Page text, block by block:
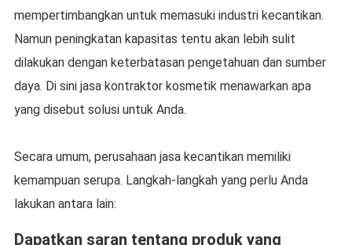
mempertimbangkan untuk memasuki industri kecantikan.
Namun peningkatan kapasitas tentu akan lebih sulit
dilakukan dengan keterbatasan pengetahuan dan sumber
daya. Di sini jasa kontraktor kosmetik menawarkan apa
yang disebut solusi untuk Anda.
Secara umum, perusahaan jasa kecantikan memiliki
kemampuan serupa. Langkah-langkah yang perlu Anda
lakukan antara lain:
Dapatkan saran tentang produk yang